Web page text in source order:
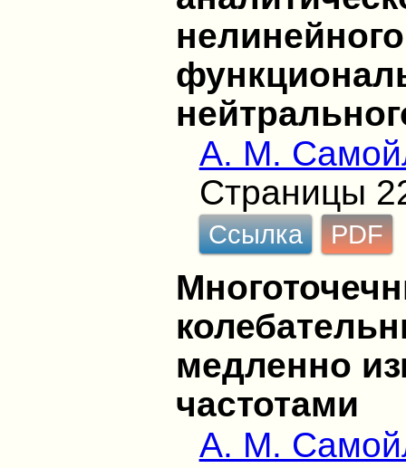
А. М.
Страницы
Ссылка PDF
медленно
частотами
А. М.